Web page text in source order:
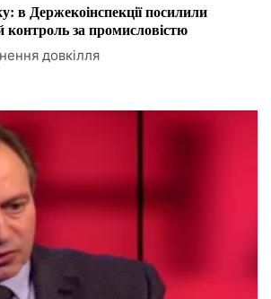
в Держекоінспекції посилили
контроль за промисловістю
довкілля